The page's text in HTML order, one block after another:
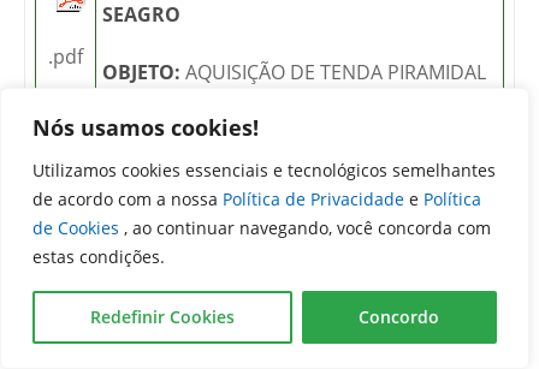
Nós usamos cookies!
Utilizamos cookies essenciais e tecnológicos semelhantes
de acordo com a nossa Política de Privacidade e Política
de Cookies , ao continuar navegando, você concorda com
estas condições.
Redefinir Cookies Concordo
.pdf
SEAGRO
OBJETO: AQUISIÇÃO DE TENDA PIRAMIDAL
CONDIÇÕES E ESPECIFICAÇÕES
ESTABELECIDAS NO EDITAL E SEUS ANEXOS.
DATA DE ABERTURA:
21/08/2014 ÀS 08:30
HORAS.
(QUATORZE MIL E QUINHENTOS E